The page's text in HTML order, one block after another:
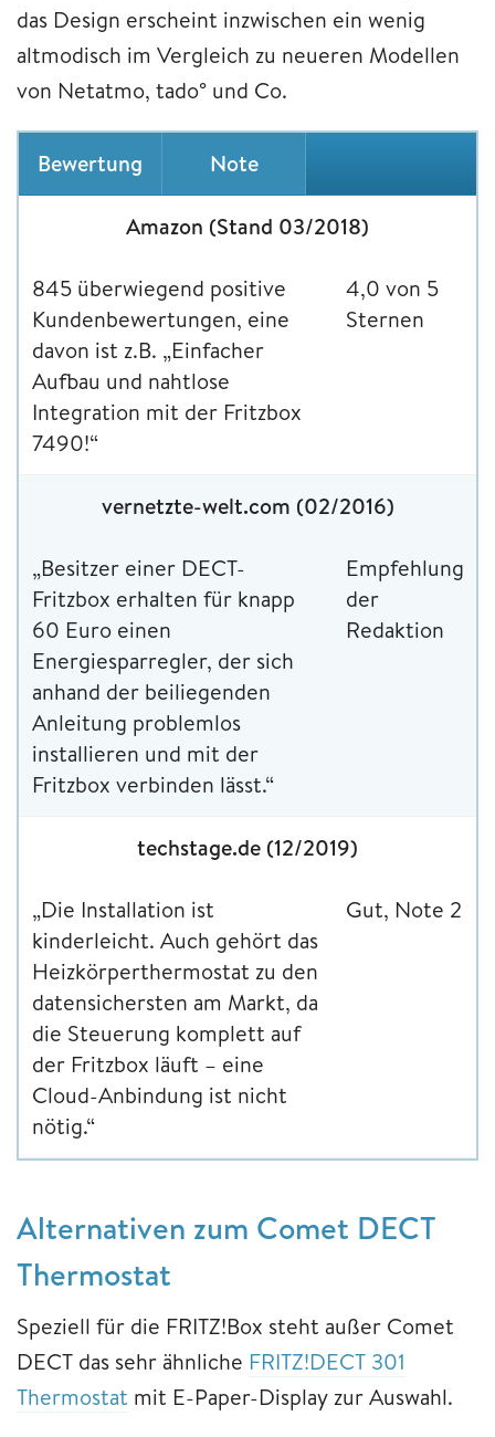
das Design erscheint inzwischen ein wenig
altmodisch im Vergleich zu neueren Modellen
von Netatmo, tado° und Co.
Bewertung Note
Amazon (Stand 03/2018)
845 überwiegend positive
Kundenbewertungen, eine
davon ist z.B. „Einfacher
Aufbau und nahtlose
Integration mit der Fritzbox
7490!“
4,0 von 5
Sternen
vernetzte-welt.com (02/2016)
„Besitzer einer DECT-
Fritzbox erhalten für knapp
60 Euro einen
Energiesparregler, der sich
anhand der beiliegenden
Anleitung problemlos
installieren und mit der
Fritzbox verbinden lässt.“
Empfehlung
der
Redaktion
techstage.de (12/2019)
„Die Installation ist
kinderleicht. Auch gehört das
Heizkörperthermostat zu den
datensichersten am Markt, da
die Steuerung komplett auf
der Fritzbox läuft – eine
Cloud-Anbindung ist nicht
nötig.“
Gut, Note 2
Alternativen zum Comet DECT
Thermostat
Speziell für die FRITZ!Box steht außer Comet
DECT das sehr ähnliche FRITZ!DECT 301
Thermostat mit E-Paper-Display zur Auswahl.